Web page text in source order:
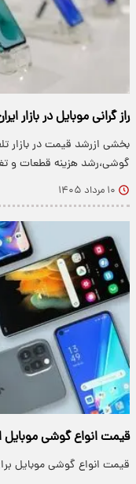
راز گرانی موبایل در بازار
بخشی ازرشد قیمت‌ در بازار
گوشی،رشد هزینه قطعات و
۱۰ مرداد ۱۴۰۵
قیمت انواع گوشی موبایل امروز
قیمت انواع گوشی موبایل برای امروز